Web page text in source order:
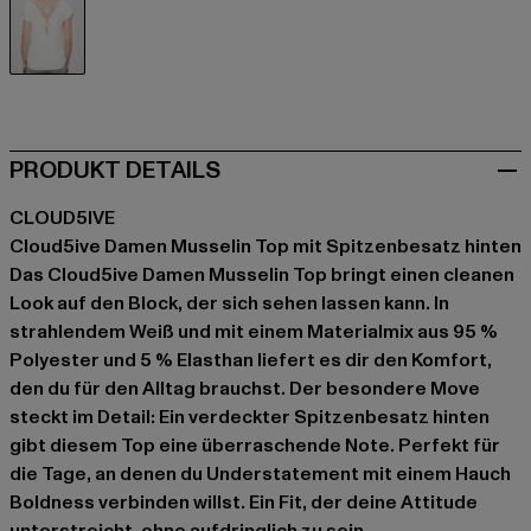
PRODUKT DETAILS
CLOUD5IVE
Cloud5ive Damen Musselin Top mit Spitzenbesatz hinten
Das Cloud5ive Damen Musselin Top bringt einen cleanen
Look auf den Block, der sich sehen lassen kann. In
strahlendem Weiß und mit einem Materialmix aus 95 %
Polyester und 5 % Elasthan liefert es dir den Komfort,
den du für den Alltag brauchst. Der besondere Move
steckt im Detail: Ein verdeckter Spitzenbesatz hinten
gibt diesem Top eine überraschende Note. Perfekt für
die Tage, an denen du Understatement mit einem Hauch
Boldness verbinden willst. Ein Fit, der deine Attitude